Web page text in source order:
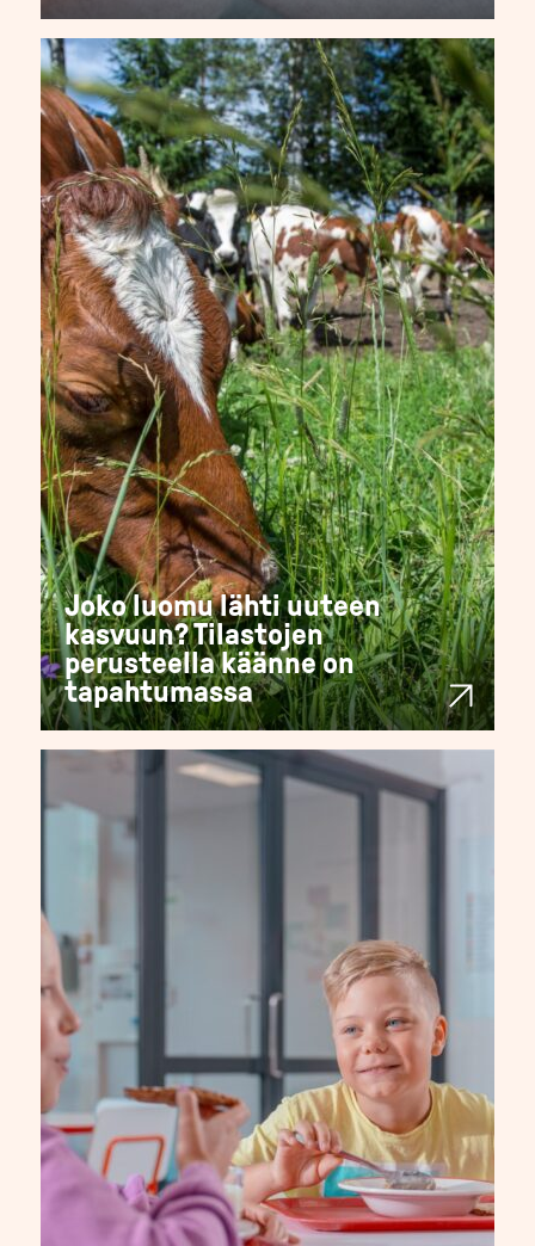
Joko luomu lähti uuteen
kasvuun? Tilastojen
perusteella käänne on
tapahtumassa